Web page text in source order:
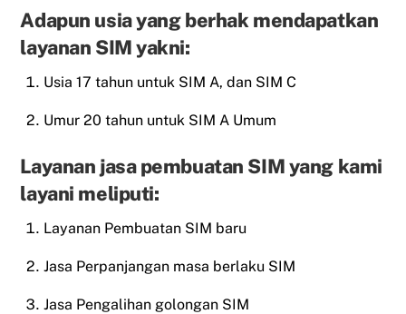
Adapun usia yang berhak mendapatkan
layanan SIM yakni:
Usia 17 tahun untuk SIM A, dan SIM C
Umur 20 tahun untuk SIM A Umum
Layanan jasa pembuatan SIM yang kami
layani meliputi:
Layanan Pembuatan SIM baru
Jasa Perpanjangan masa berlaku SIM
Jasa Pengalihan golongan SIM